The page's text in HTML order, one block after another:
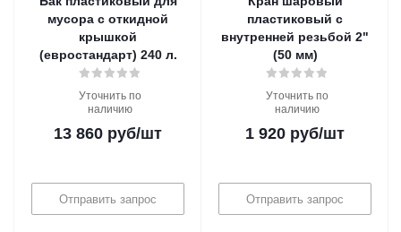
мусора с откидной
крышкой
(евростандарт) 240 л.
Уточнить по
наличию
13 860 руб/шт
Отправить запрос
пластиковый с
внутренней резьбой 2"
(50 мм)
Уточнить по
наличию
1 920 руб/шт
Отправить запрос